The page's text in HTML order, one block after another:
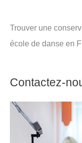
Trouver une
école de danse en
Contactez-